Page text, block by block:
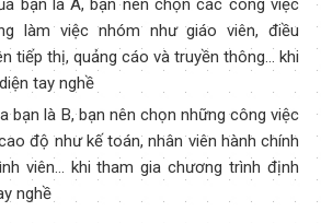
bạn là A, bạn nên chọn các công việc
làm việc nhóm như giáo viên, điều
tiếp thị, quảng cáo và truyền thông… khi
diện tay nghề
bạn là B, bạn nên chọn những công việc
độ như kế toán, nhân viên hành chính
viên… khi tham gia chương trình định
nghề